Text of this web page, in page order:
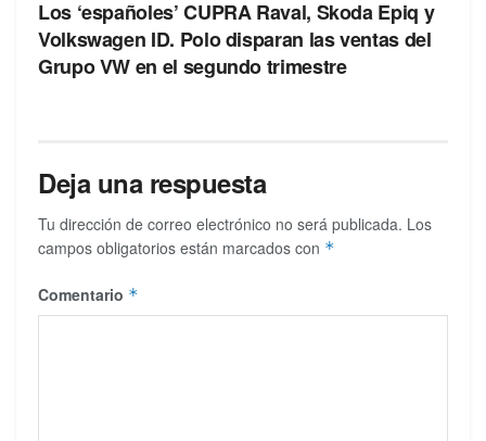
Los ‘españoles’ CUPRA Raval, Skoda Epiq y
Volkswagen ID. Polo disparan las ventas del
Grupo VW en el segundo trimestre
Deja una respuesta
Tu dirección de correo electrónico no será publicada. Los
campos obligatorios están marcados con *
Comentario *